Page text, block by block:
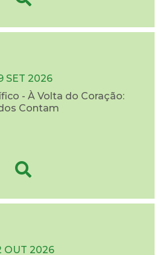
SET 2026
- À Volta do Coração:
Contam
OUT 2026